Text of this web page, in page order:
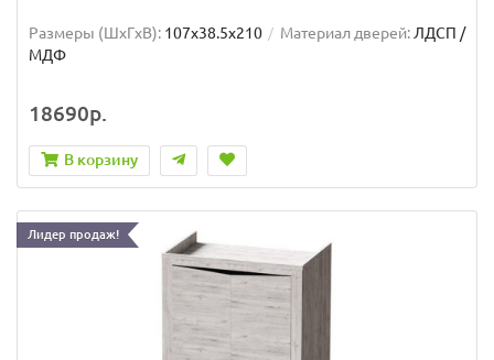
Размеры (ШxГxВ): 107x38.5x210 Материал дверей:ЛДСП /
МДФ
18690р.
В корзину
Лидер продаж!